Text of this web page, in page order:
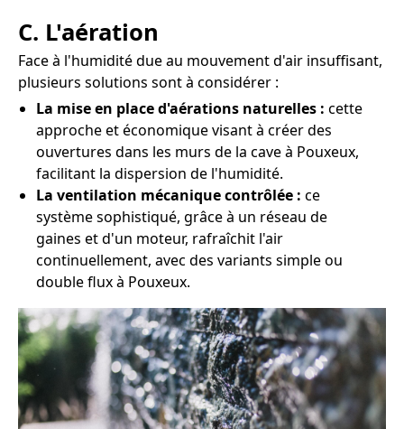
C. L'aération
Face à l'humidité due au mouvement d'air insuffisant,
plusieurs solutions sont à considérer :
La mise en place d'aérations naturelles : cette
approche et économique visant à créer des
ouvertures dans les murs de la cave à Pouxeux,
facilitant la dispersion de l'humidité.
La ventilation mécanique contrôlée : ce
système sophistiqué, grâce à un réseau de
gaines et d'un moteur, rafraîchit l'air
continuellement, avec des variants simple ou
double flux à Pouxeux.